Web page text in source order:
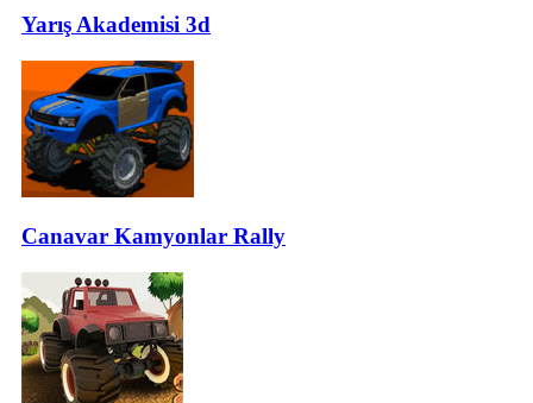
Yarış Akademisi 3d
Canavar Kamyonlar Rally